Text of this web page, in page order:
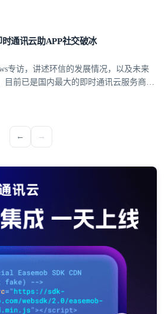
通讯云助APP社交破冰
专访，讲述环信的发展情况，以及未来
目前已是国内最大的即时通讯云服务商，
← →